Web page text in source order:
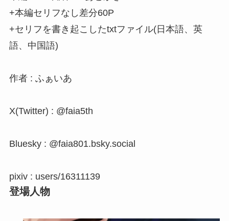
+本編セリフなし差分60P
+セリフを書き起こしたtxtファイル(日本語、英
語、中国語)
作者 : ふぁいあ
X(Twitter) : @faia5th
Bluesky : @faia801.bsky.social
pixiv : users/16311139
登場人物